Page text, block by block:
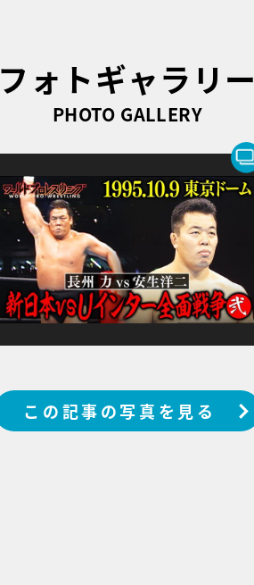
フォトギャラリー
PHOTO GALLERY
この記事の写真を見る